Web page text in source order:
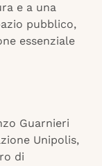
e a una
pubblico,
essenziale
Guarnieri
Unipolis,
di